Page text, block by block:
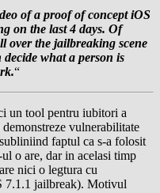
of a proof of concept iOS
on the last 4 days. Of
over the jailbreaking scene
what a person is
“
un tool pentru iubitori a
vulnerabilitate
faptul ca s-a folosit
o are, dar in acelasi timp
nici o legtura cu
7.1.1 jailbreak). Motivul